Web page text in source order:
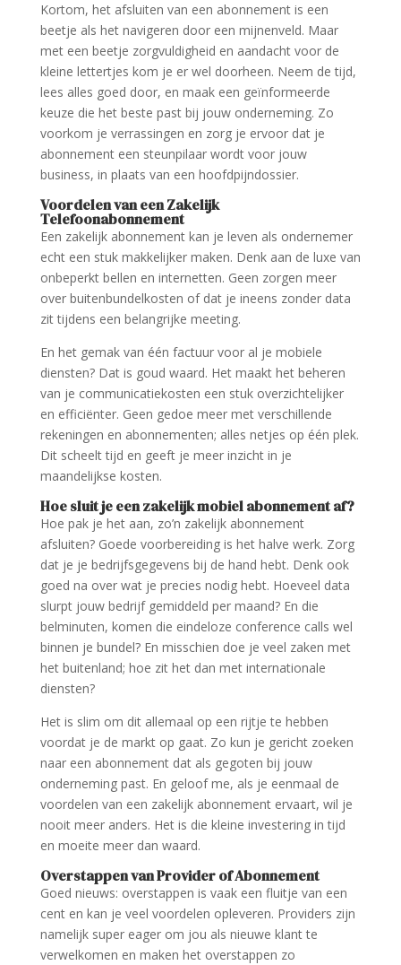
Kortom, het afsluiten van een abonnement is een
beetje als het navigeren door een mijnenveld. Maar
met een beetje zorgvuldigheid en aandacht voor de
kleine lettertjes kom je er wel doorheen. Neem de tijd,
lees alles goed door, en maak een geïnformeerde
keuze die het beste past bij jouw onderneming. Zo
voorkom je verrassingen en zorg je ervoor dat je
abonnement een steunpilaar wordt voor jouw
business, in plaats van een hoofdpijndossier.
Voordelen van een Zakelijk
Telefoonabonnement
Een zakelijk abonnement kan je leven als ondernemer
echt een stuk makkelijker maken. Denk aan de luxe van
onbeperkt bellen en internetten. Geen zorgen meer
over buitenbundelkosten of dat je ineens zonder data
zit tijdens een belangrijke meeting.
En het gemak van één factuur voor al je mobiele
diensten? Dat is goud waard. Het maakt het beheren
van je communicatiekosten een stuk overzichtelijker
en efficiënter. Geen gedoe meer met verschillende
rekeningen en abonnementen; alles netjes op één plek.
Dit scheelt tijd en geeft je meer inzicht in je
maandelijkse kosten.
Hoe sluit je een zakelijk mobiel abonnement af?
Hoe pak je het aan, zo’n zakelijk abonnement
afsluiten? Goede voorbereiding is het halve werk. Zorg
dat je je bedrijfsgegevens bij de hand hebt. Denk ook
goed na over wat je precies nodig hebt. Hoeveel data
slurpt jouw bedrijf gemiddeld per maand? En die
belminuten, komen die eindeloze conference calls wel
binnen je bundel? En misschien doe je veel zaken met
het buitenland; hoe zit het dan met internationale
diensten?
Het is slim om dit allemaal op een rijtje te hebben
voordat je de markt op gaat. Zo kun je gericht zoeken
naar een abonnement dat als gegoten bij jouw
onderneming past. En geloof me, als je eenmaal de
voordelen van een zakelijk abonnement ervaart, wil je
nooit meer anders. Het is die kleine investering in tijd
en moeite meer dan waard.
Overstappen van Provider of Abonnement
Goed nieuws: overstappen is vaak een fluitje van een
cent en kan je veel voordelen opleveren. Providers zijn
namelijk super eager om jou als nieuwe klant te
verwelkomen en maken het overstappen zo